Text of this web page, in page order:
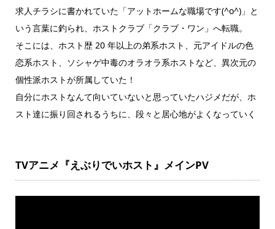
求人チラシに書かれていた「アットホームな職場です(^o^)」と
いう言葉に釣られ、ホストクラブ「クラブ・ワン」へ転職。
そこには、ホスト歴 20 年以上の弟系ホスト、元アイドルの色
恋系ホスト、ソシャゲ中毒のオラオラ系ホストなど、異次元の
個性派ホストが所属していた！
自分にホストなんて向いていないと思っていたハジメだが、ホ
スト達に振り回されるうちに、段々と居心地がよくなっていく
TVアニメ『えぶりでいホスト』メインPV